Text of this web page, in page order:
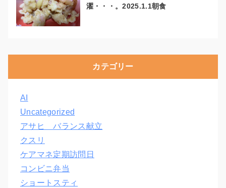
濯・・・。2025.1.1朝食
カテゴリー
AI
Uncategorized
アサヒ バランス献立
クスリ
ケアマネ定期訪問日
コンビニ弁当
ショートスティ